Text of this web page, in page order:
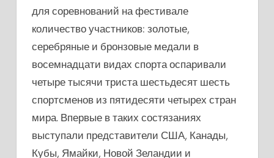
для соревнований на фестивале
количество участников: золотые,
серебряные и бронзовые медали в
восемнадцати видах спорта оспаривали
четыре тысячи триста шестьдесят шесть
спортсменов из пятидесяти четырех стран
мира. Впервые в таких состязаниях
выступали представители США, Канады,
Кубы, Ямайки, Новой Зеландии и